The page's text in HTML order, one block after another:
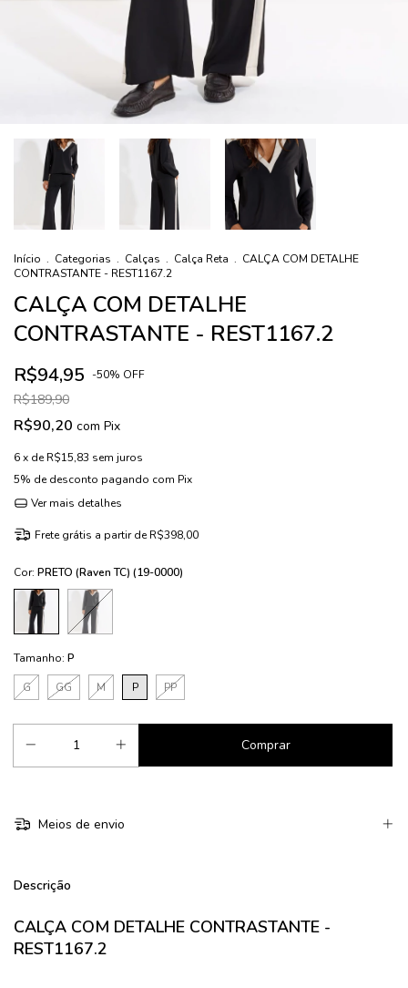
Início . Categorias . Calças . Calça Reta . CALÇA COM DETALHE
CONTRASTANTE - REST1167.2
CALÇA COM DETALHE
CONTRASTANTE - REST1167.2
R$94,95 -50% OFF
R$189,90
R$90,20 com Pix
6x deR$15,83 sem juros
5% de desconto pagando com Pix
Ver mais detalhes
Frete grátis a partir deR$398,00
Cor: PRETO (Raven TC) (19-0000)
Tamanho: P
G
GG M P PP
Meios de envio
Descrição
CALÇA COM DETALHE CONTRASTANTE -
REST1167.2